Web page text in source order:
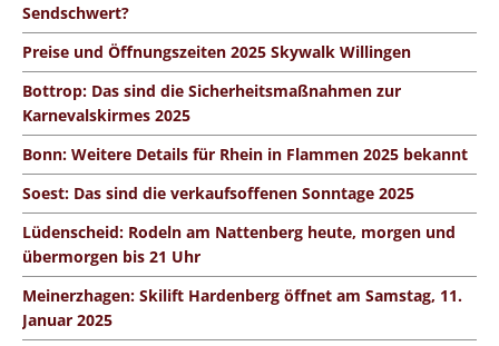
Sendschwert?
Preise und Öffnungszeiten 2025 Skywalk Willingen
Bottrop: Das sind die Sicherheitsmaßnahmen zur
Karnevalskirmes 2025
Bonn: Weitere Details für Rhein in Flammen 2025 bekannt
Soest: Das sind die verkaufsoffenen Sonntage 2025
Lüdenscheid: Rodeln am Nattenberg heute, morgen und
übermorgen bis 21 Uhr
Meinerzhagen: Skilift Hardenberg öffnet am Samstag, 11.
Januar 2025